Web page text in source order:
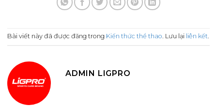
Bài viết này đã được đăng trong Kiến thức thể thao. Lưu lại liên kết.
ADMIN LIGPRO